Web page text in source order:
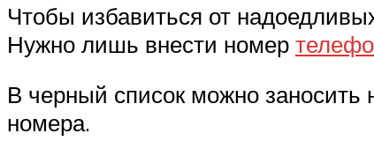
Чтобы избавиться от
Нужно лишь внести номер
В черный список можно заносить
номера.